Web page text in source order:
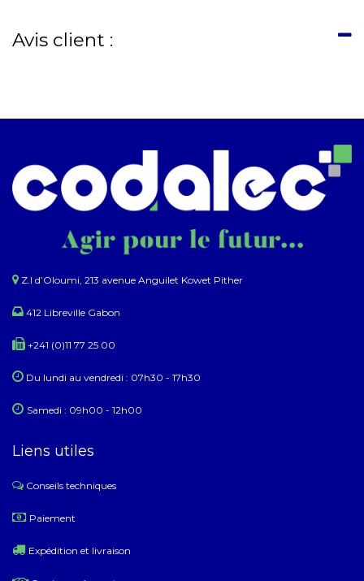
Avis client :
Z.I d’Oloumi, 213 avenue Anguilet Kowet Pither​
412 Libreville Gabon
+241 (0)11 77 25 00
Du lundi au ​​vendredi : 07h30 - 17h30
Samedi : 09h00 - 12h00
Liens utiles
Conseils techniques
​ Paiement
Expédition et livraison